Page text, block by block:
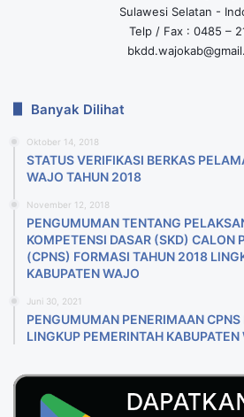
Sulawesi Selatan -
Telp / Fax : 0485 –
Banyak Dilihat
Oktober 14, 2018
STATUS VERIFIKASI BERKAS
WAJO TAHUN 2018
November 12, 2018
PENGUMUMAN TENTANG
KOMPETENSI DASAR (SKD) CALON
(CPNS) FORMASI TAHUN 2018
KABUPATEN WAJO
Juni 30, 2021
PENGUMUMAN PENERIMAAN CPNS
LINGKUP PEMERINTAH KABUPATEN